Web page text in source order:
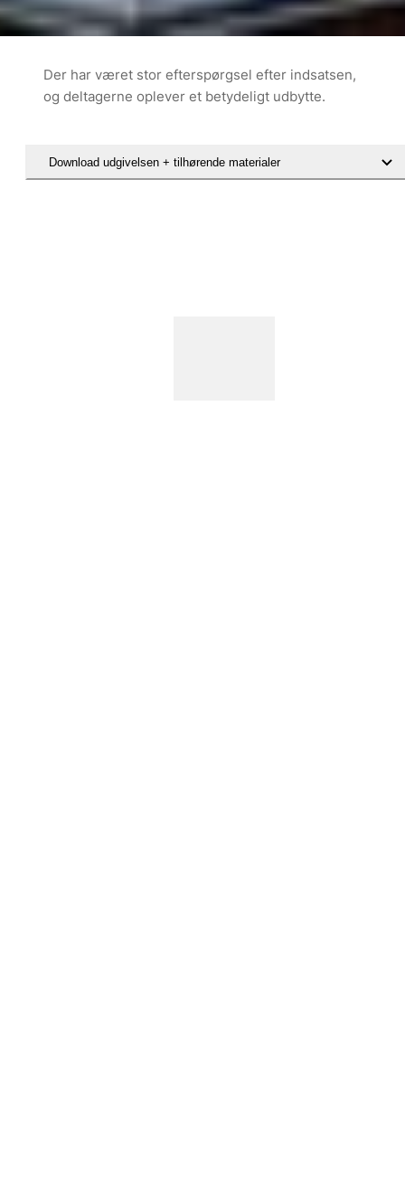
Der har været stor efterspørgsel efter indsatsen,
og deltagerne oplever et betydeligt udbytte.
Download udgivelsen + tilhørende materialer